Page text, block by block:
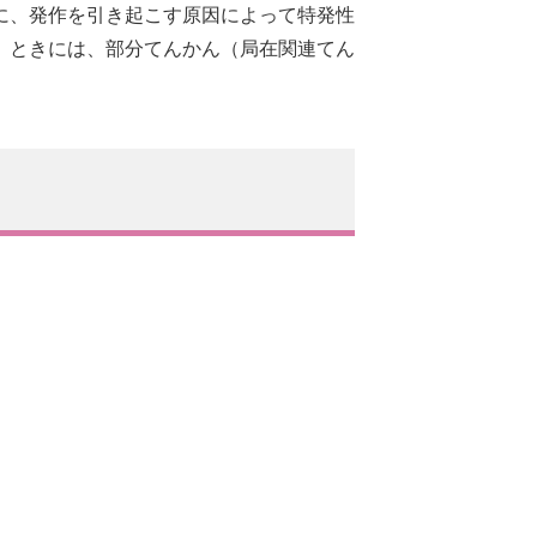
、発作を引き起こす原因によって特発性
ときには、部分てんかん（局在関連てん